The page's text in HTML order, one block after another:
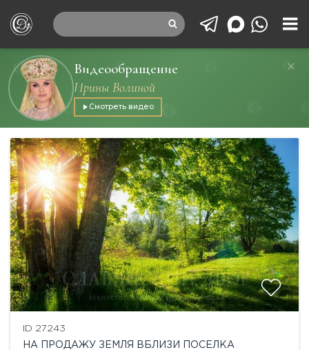
Видеообращение
Ирины Волиной
Смотреть видео
ID 27243
НА ПРОДАЖУ ЗЕМЛЯ ВБЛИЗИ ПОСЕЛКА